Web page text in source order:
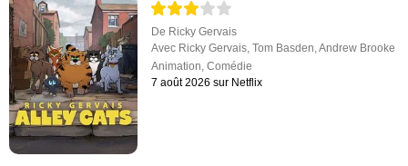
De Ricky Gervais
Avec Ricky Gervais,Tom Basden,Andrew Brooke
Animation,Comédie
7 août 2026 sur Netflix